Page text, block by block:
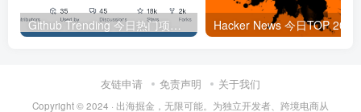
Github Trending 今日热门项目 | 2025-09-06
友链申请 免责声明 关于我们
Copyright © 2024 · 出海掘金，无限可能。为独立开发者、跨境电商从